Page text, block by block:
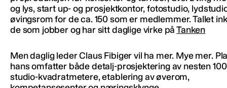
og lys, start up- og prosjektkontor, fotostudio,
øvingsrom for de ca. 150 som er medlemmer. Tallet
de som jobber og har sitt daglige virke påTanken
Men daglig leder Claus Fibiger vil ha mer. Mye mer.
hans omfatter både detalj-prosjektering av nesten
studio-kvadratmetere, etablering av øverom,